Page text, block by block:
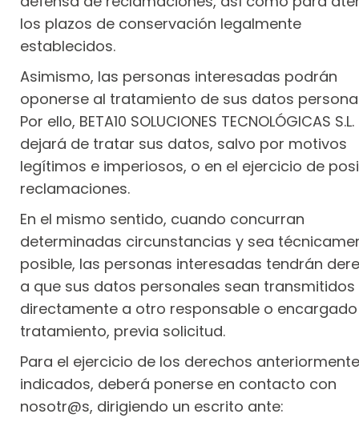
los plazos de conservación legalmente
establecidos.
Asimismo, las personas interesadas podrán
oponerse al tratamiento de sus datos
Por ello, BETA10 SOLUCIONES TECNOLÓGICAS S.L.
dejará de tratar sus datos, salvo por motivos
legítimos e imperiosos, o en el ejercicio de
reclamaciones.
En el mismo sentido, cuando concurran
determinadas circunstancias y sea
posible, las personas interesadas tendrán
a que sus datos personales sean transmitidos
directamente a otro responsable o
tratamiento, previa solicitud.
Para el ejercicio de los derechos anteriormente
indicados, deberá ponerse en contacto con
nosotr@s, dirigiendo un escrito ante: